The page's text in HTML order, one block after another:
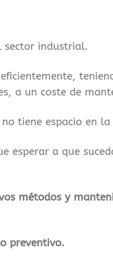
sector industrial.
a un coste de
tiene espacio en
esperar a que
métodos y
preventivo.